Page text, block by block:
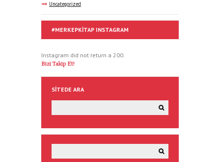
Uncategorized
#MERKEPKITAP INSTAGRAM
Instagram did not return a 200.
Bizi Takip Et!
SITEDE ARA